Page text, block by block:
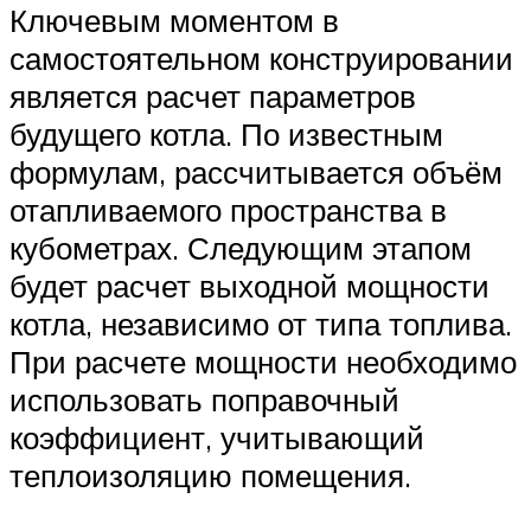
Ключевым моментом в
самостоятельном конструировании
является расчет параметров
будущего котла. По известным
формулам, рассчитывается объём
отапливаемого пространства в
кубометрах. Следующим этапом
будет расчет выходной мощности
котла, независимо от типа топлива.
При расчете мощности необходимо
использовать поправочный
коэффициент, учитывающий
теплоизоляцию помещения.